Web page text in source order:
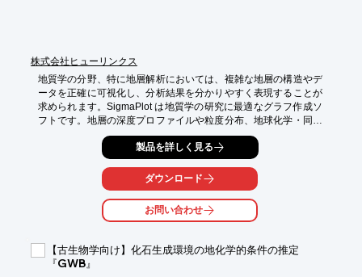
株式会社ヒューリンクス
地質学の分野、特に地層解析においては、複雑な地層の構造やデ
ータを正確に可視化し、分析結果を分かりやすく表現することが
求められます。SigmaPlot は地質学の研究に最適なグラフ作成ソ
フトです。地層の深度プロファイルや粒度分布、地球化学・同位
体年代測定のデータを高品位なグラフで可視化でき、堆積速度や
風化過程など時系列の解析にも活用できます。非線形曲線フィッ
ティングや回帰分析、対数軸・多軸表示、三成分ダイアグラムに
も対応できます。100種類以上のグラフ形式と豊富な統計機能を
備え、ExcelやASCIIデータを直接取り込み可能です。マクロで定
型作図を自動化すれば野外調査の評価から論文・報告書作成まで
研究効率を大きく高めます。
【活用シーン】
三成分ダイアグラム
粒度分布曲線
製品を詳しく見る
ダウンロード
お問い合わせ
【古生物学向け】化石生成環境の地化学的条件の推定
『GWB』